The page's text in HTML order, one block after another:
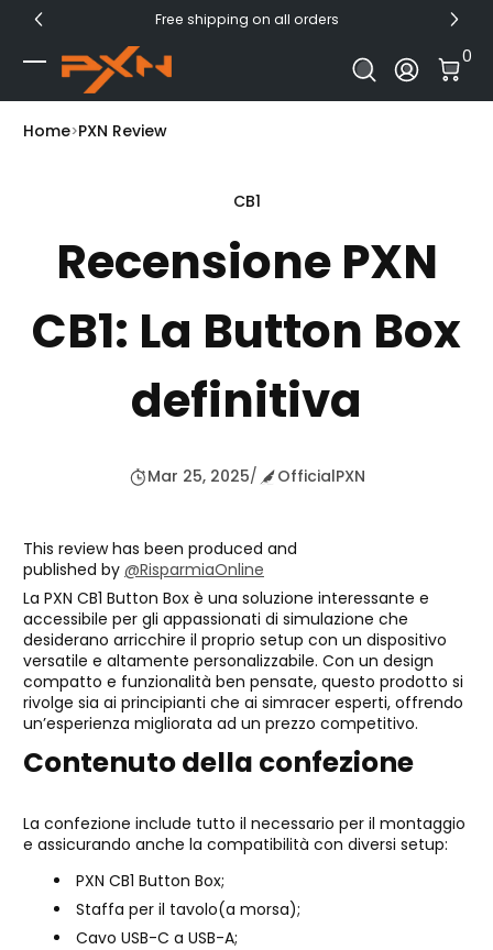
Skip to Content Free shipping on all orders
Log In
0
0
Home PXN Review
CB1
Recensione PXN
CB1: La Button Box
definitiva
Mar 25, 2025/ OfficialPXN
This review has been produced and
published by @RisparmiaOnline
La PXN CB1 Button Box è una soluzione interessante e
accessibile per gli appassionati di simulazione che
desiderano arricchire il proprio setup con un dispositivo
versatile e altamente personalizzabile. Con un design
compatto e funzionalità ben pensate, questo prodotto si
rivolge sia ai principianti che ai simracer esperti, offrendo
un’esperienza migliorata ad un prezzo competitivo.
Contenuto della confezione
La confezione include tutto il necessario per il montaggio
e assicurando anche la compatibilità con diversi setup:
PXN CB1 Button Box;
Staffa per il tavolo(a morsa);
Cavo USB-C a USB-A;